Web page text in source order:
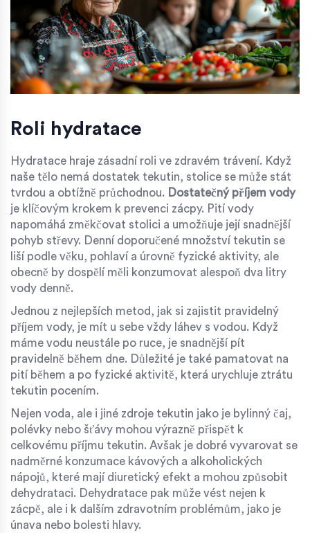
Roli hydratace
Hydratace hraje zásadní roli ve zdravém trávení. Když
naše tělo nemá dostatek tekutin, stolice se může stát
tvrdou a obtížně průchodnou. Dostatečný příjem vody
je klíčovým krokem k prevenci zácpy. Pití vody
napomáhá změkčovat stolici a umožňuje její snadnější
pohyb střevy. Denní doporučené množství tekutin se
liší podle věku, pohlaví a úrovně fyzické aktivity, ale
obecně by dospělí měli konzumovat alespoň dva litry
vody denně.
Jednou z nejlepších metod, jak si zajistit pravidelný
příjem vody, je mít u sebe vždy láhev s vodou. Když
máme vodu neustále po ruce, je snadnější pít
pravidelně během dne. Důležité je také pamatovat na
pití během a po fyzické aktivitě, která urychluje ztrátu
tekutin pocením.
Nejen voda, ale i jiné zdroje tekutin jako je bylinný čaj,
polévky nebo šťávy mohou výrazně přispět k
celkovému příjmu tekutin. Avšak je dobré vyvarovat se
nadměrné konzumace kávových a alkoholických
nápojů, které mají diuretický efekt a mohou způsobit
dehydrataci. Dehydratace pak může vést nejen k
zácpě, ale i k dalším zdravotním problémům, jako je
únava nebo bolesti hlavy.